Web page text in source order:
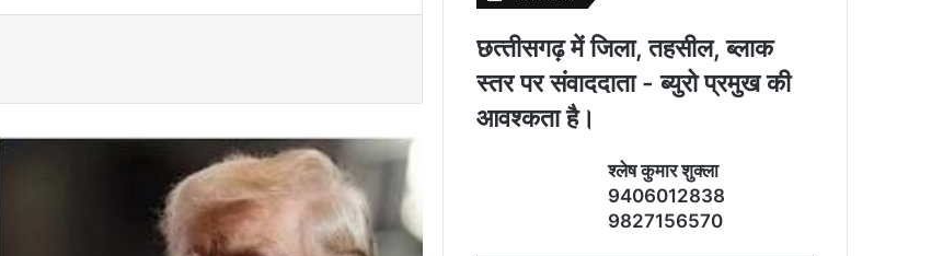
है’, शेख हसीना के बेटे सजीब वाजेद ने दी चेतावनी
‘ईरान नहीं चाहता हमला, अब परमाणु समझौते पर
फैसला लेने का समय’, डोनाल्ड ट्रंप का बड़ा बयान
छत्‍तीसगढ़ में जिला, तहसील, ब्‍लाक
स्‍तर पर संवाददाता - ब्‍युरो प्रमुख की
आवश्‍कता है।
श्‍लेष कुमार शुक्‍ला
9406012838
9827156570